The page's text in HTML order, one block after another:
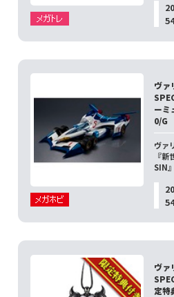
ヴァ
ーミ
0/G
ヴァ
『
SIN
ヴァ
定特